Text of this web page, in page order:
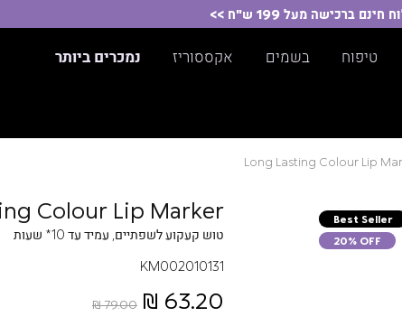
ברכישה מעל 199 ש"ח >>
טיפוח בשמים אקססוריז נמכרים ביותר
Long Lasting Colour Lip
Best Seller
20% OFF
Colour Lip Marker
טוש קעקוע לשפתיים, עמיד עד 10* שעות
KM002010131
63.20 ₪
79.00 ₪